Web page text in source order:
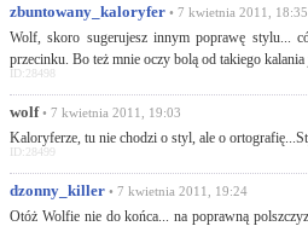
zbuntowany_kaloryfer • 7 kwietnia 2011, 18:35
Wolf, skoro sugerujesz innym poprawę stylu...
przecinku. Bo też mnie oczy bolą od takiego
ID:28498
wolf• 7 kwietnia 2011, 19:03
Kaloryferze, tu nie chodzi o styl, ale o
ID:28499
dzonny_killer • 7 kwietnia 2011, 19:24
Otóż Wolfie nie do końca... na poprawną